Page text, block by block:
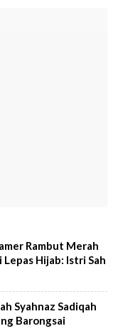
Rambut Merah
Lepas Hijab: Istri Sah
Syahnaz Sadiqah
Barongsai